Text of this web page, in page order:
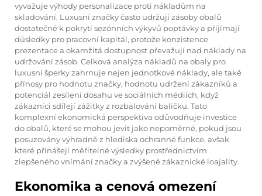
vyvažuje výhody personalizace proti nákladům na
skladování. Luxusní značky často udržují zásoby obalů
dostatečné k pokrytí sezónních výkyvů poptávky a přijímají
důsledky pro pracovní kapitál, protože konzistence
prezentace a okamžitá dostupnost převažují nad náklady na
udržování zásob. Celková analýza nákladů na obaly pro
luxusní šperky zahrnuje nejen jednotkové náklady, ale také
přínosy pro hodnotu značky, hodnotu udržení zákazníků a
potenciál zesílení dosahu ve sociálních médiích, když
zákazníci sdílejí zážitky z rozbalování balíčku. Tato
komplexní ekonomická perspektiva odůvodňuje investice
do obalů, které se mohou jevit jako nepoměrné, pokud jsou
posuzovány výhradně z hlediska ochranné funkce, avšak
které přinášejí měřitelné výsledky prostřednictvím
zlepšeného vnímání značky a zvýšené zákaznické loajality.
Ekonomika a cenová omezení